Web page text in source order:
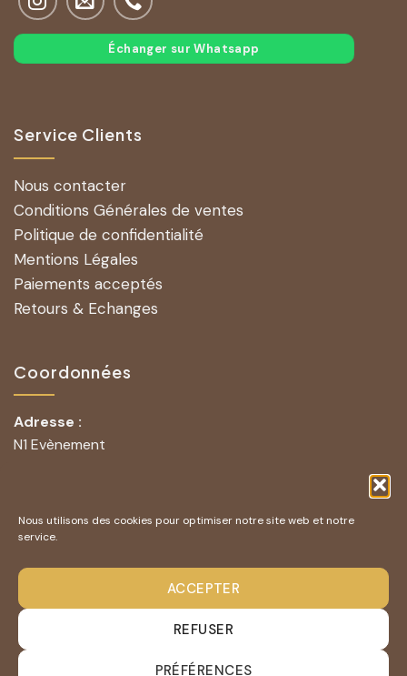
Nous utilisons des cookies pour optimiser notre site web et notre
service.
ACCEPTER
REFUSER
PRÉFÉRENCES
Échanger sur Whatsapp
Service Clients
Nous contacter
Conditions Générales de ventes
Politique de confidentialité
Mentions Légales
Paiements acceptés
Retours & Echanges
Coordonnées
Adresse :
N1 Evènement
Contact mail : n1evenement@hotmail.com
Téléphone :07 61 71 40 03
Entreprise D’Excellence